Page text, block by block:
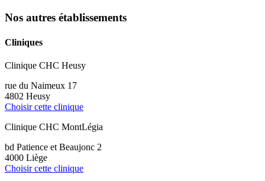
Nos autres établissements
Cliniques
Clinique CHC Heusy
rue du Naimeux 17
4802 Heusy
Choisir cette clinique
Clinique CHC MontLégia
bd Patience et Beaujonc 2
4000 Liège
Choisir cette clinique